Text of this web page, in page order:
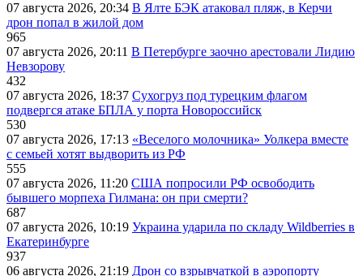
07 августа 2026, 20:34 В Ялте БЭК атаковал пляж, в Керчи
дрон попал в жилой дом
965
07 августа 2026, 20:11 В Петербурге заочно арестовали Лидию
Невзорову
432
07 августа 2026, 18:37 Сухогруз под турецким флагом
подвергся атаке БПЛА у порта Новороссийск
530
07 августа 2026, 17:13 «Веселого молочника» Уолкера вместе
с семьей хотят выдворить из РФ
555
07 августа 2026, 11:20 США попросили РФ освободить
бывшего морпеха Гилмана: он при смерти?
687
07 августа 2026, 10:19 Украина ударила по складу Wildberries в
Екатеринбурге
937
06 августа 2026, 21:19 Дрон со взрывчаткой в аэропорту